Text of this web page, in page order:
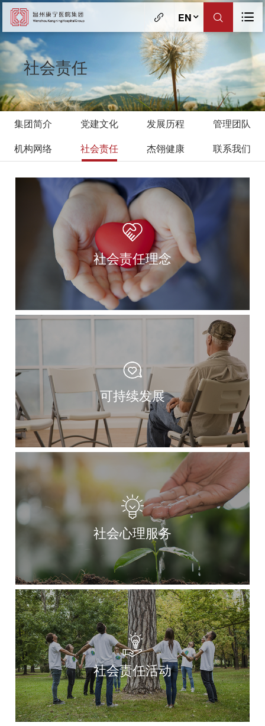
EN
社会责任
集团简介 党建文化 发展历程
管理团队
机构网络
社会责任 杰翎健康 联系我们
社会责任理念
可持续发展
社会心理服务
社会责任活动